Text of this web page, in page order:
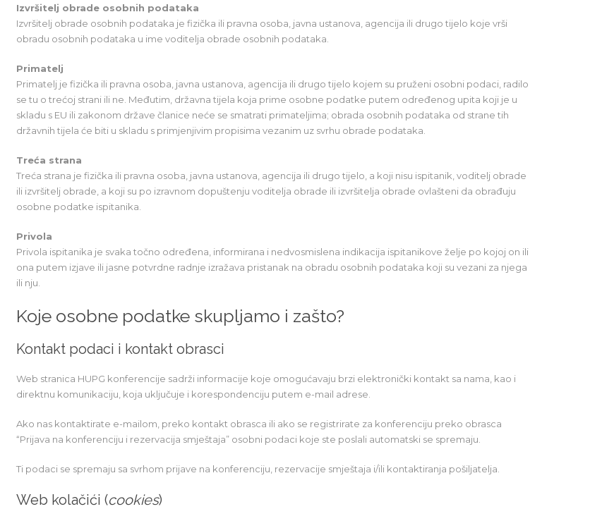
Izvršitelj obrade osobnih podataka
Izvršitelj obrade osobnih podataka je fizička ili pravna osoba, javna ustanova, agencija ili drugo tijelo koje vrši
obradu osobnih podataka u ime voditelja obrade osobnih podataka.
Primatelj
Primatelj je fizička ili pravna osoba, javna ustanova, agencija ili drugo tijelo kojem su pruženi osobni podaci, radilo
se tu o trećoj strani ili ne. Međutim, državna tijela koja prime osobne podatke putem određenog upita koji je u
skladu s EU ili zakonom države članice neće se smatrati primateljima; obrada osobnih podataka od strane tih
državnih tijela će biti u skladu s primjenjivim propisima vezanim uz svrhu obrade podataka.
Treća strana
Treća strana je fizička ili pravna osoba, javna ustanova, agencija ili drugo tijelo, a koji nisu ispitanik, voditelj obrade
ili izvršitelj obrade, a koji su po izravnom dopuštenju voditelja obrade ili izvršitelja obrade ovlašteni da obrađuju
osobne podatke ispitanika.
Privola
Privola ispitanika je svaka točno određena, informirana i nedvosmislena indikacija ispitanikove želje po kojoj on ili
ona putem izjave ili jasne potvrdne radnje izražava pristanak na obradu osobnih podataka koji su vezani za njega
ili nju.
Koje osobne podatke skupljamo i zašto?
Kontakt podaci i kontakt obrasci
Web stranica HUPG konferencije sadrži informacije koje omogućavaju brzi elektronički kontakt sa nama, kao i
direktnu komunikaciju, koja uključuje i korespondenciju putem e-mail adrese.
Ako nas kontaktirate e-mailom, preko kontakt obrasca ili ako se registrirate za konferenciju preko obrasca
“Prijava na konferenciju i rezervacija smještaja” osobni podaci koje ste poslali automatski se spremaju.
Ti podaci se spremaju sa svrhom prijave na konferenciju, rezervacije smještaja i/ili kontaktiranja pošiljatelja.
Web kolačići (cookies)